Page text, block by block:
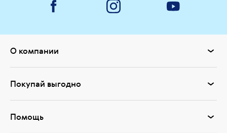
О компании
Покупай выгодно
Помощь